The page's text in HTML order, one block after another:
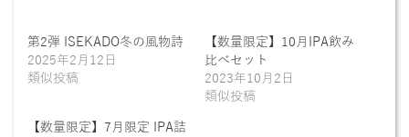
第2弾 ISEKADO冬の風物詩
2025年2月12日
類似投稿
【数量限定】10月IPA飲み
比べセット
2023年10月2日
類似投稿
【数量限定】7月限定 IPA詰